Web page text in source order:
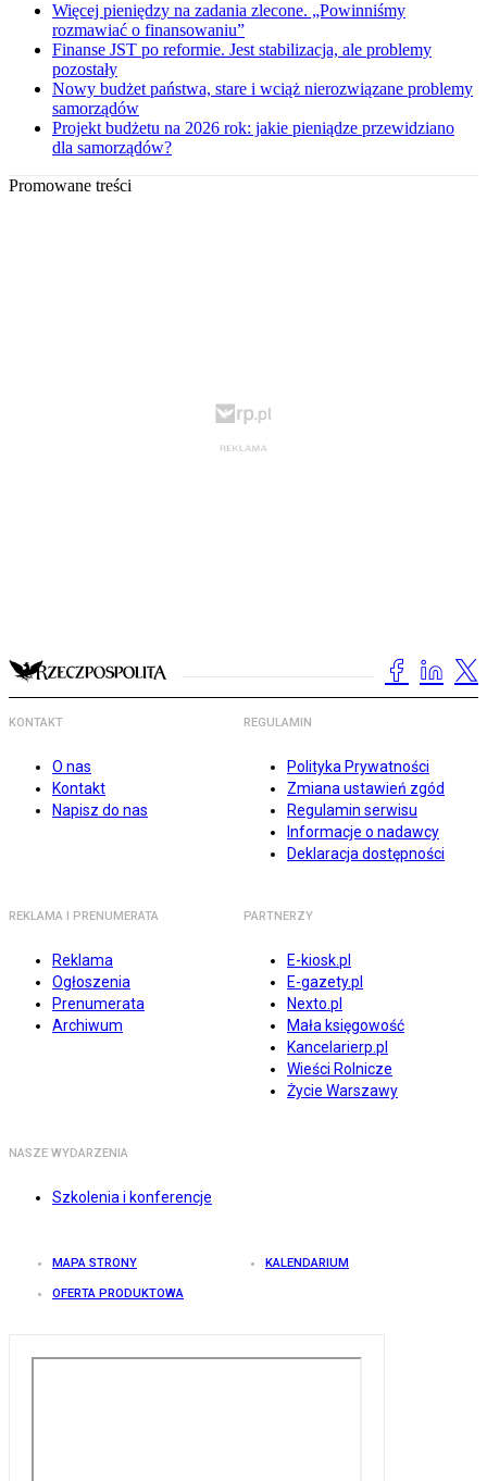
Więcej pieniędzy na zadania zlecone. „Powinniśmy
rozmawiać o finansowaniu”
Finanse JST po reformie. Jest stabilizacja, ale problemy
pozostały
Nowy budżet państwa, stare i wciąż nierozwiązane problemy
samorządów
Projekt budżetu na 2026 rok: jakie pieniądze przewidziano
dla samorządów?
Promowane treści
KONTAKT
O nas
Kontakt
Napisz do nas
REGULAMIN
Polityka Prywatności
Zmiana ustawień zgód
Regulamin serwisu
Informacje o nadawcy
Deklaracja dostępności
REKLAMA I PRENUMERATA
Reklama
Ogłoszenia
Prenumerata
Archiwum
PARTNERZY
E-kiosk.pl
E-gazety.pl
Nexto.pl
Mała księgowość
Kancelarierp.pl
Wieści Rolnicze
Życie Warszawy
NASZE WYDARZENIA
Szkolenia i konferencje
MAPA STRONY KALENDARIUM
OFERTA PRODUKTOWA